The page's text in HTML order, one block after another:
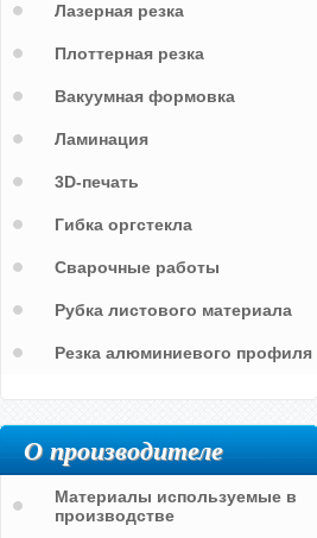
На участке нанесена пешеходная
разметка. Движение строго по
данной разметке
Лазерная резка
Плоттерная резка
Вакуумная формовка
Ламинация
3D-печать
Гибка оргстекла
Сварочные работы
Рубка листового материала
Резка алюминиевого профиля
О производителе
Материалы используемые в
производстве